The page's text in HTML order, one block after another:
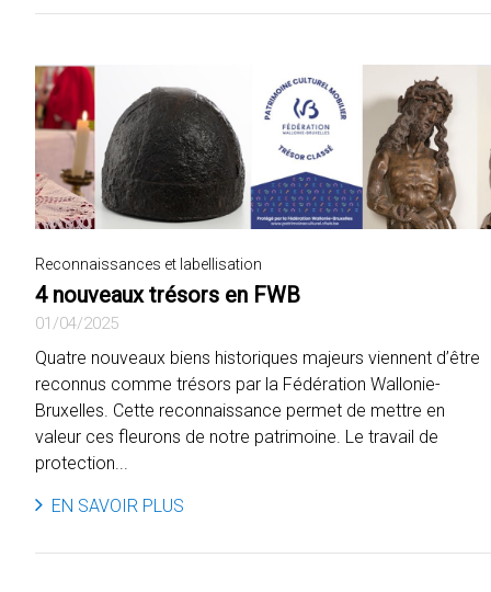
Reconnaissances et labellisation
4 nouveaux trésors en FWB
01/04/2025
Quatre nouveaux biens historiques majeurs viennent d’être
reconnus comme trésors par la Fédération Wallonie-
Bruxelles. Cette reconnaissance permet de mettre en
valeur ces fleurons de notre patrimoine. Le travail de
protection...
EN SAVOIR PLUS